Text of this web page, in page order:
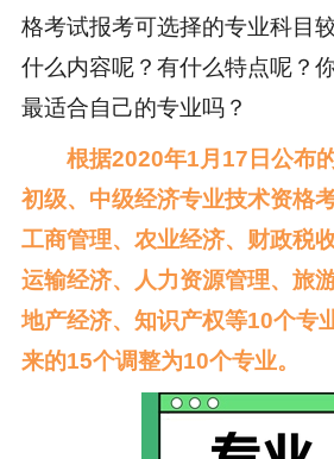
格考试报考可选择的专业科目
什么内容呢？有什么特点呢？
最适合自己的专业吗？
根据2020年1月17日公布
初级、中级经济专业技术资格
工商管理、农业经济、财政税
运输经济、人力资源管理、旅
地产经济、知识产权等10个专
来的15个调整为10个专业。